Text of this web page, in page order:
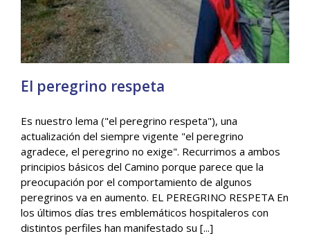
El peregrino respeta
General
El peregrino respeta
Es nuestro lema ("el peregrino respeta"), una
actualización del siempre vigente "el peregrino
agradece, el peregrino no exige". Recurrimos a ambos
principios básicos del Camino porque parece que la
preocupación por el comportamiento de algunos
peregrinos va en aumento. EL PEREGRINO RESPETA En
los últimos días tres emblemáticos hospitaleros con
distintos perfiles han manifestado su [...]